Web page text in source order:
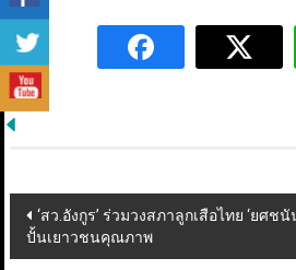
Post
navigation
‘สว.อังกูร’ ร่วมวงสภาลูกเสือไทย ‘ยศช
ปั้นเยาวชนคุณภาพ